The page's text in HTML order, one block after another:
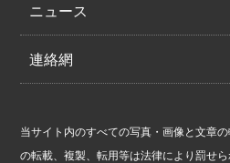
ニュース
連絡網
当サイト内のすべての写真・画像と文章
の転載、複製、転用等は法律により罰せら